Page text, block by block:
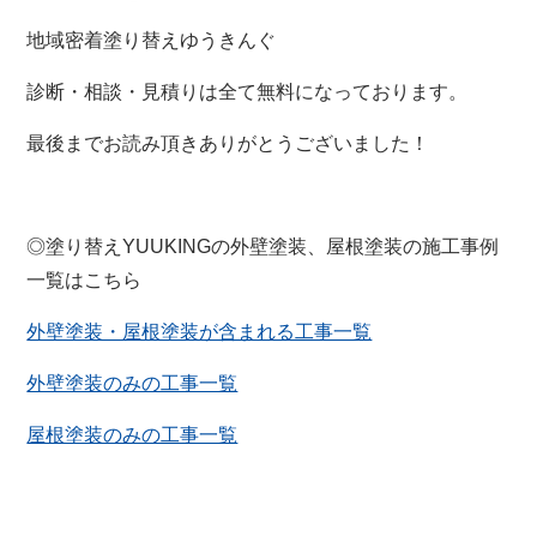
地域密着塗り替えゆうきんぐ
診断・相談・見積りは全て無料になっております。
最後までお読み頂きありがとうございました！
◎塗り替えYUUKINGの外壁塗装、屋根塗装の施工事例
一覧はこちら
外壁塗装・屋根塗装が含まれる工事一覧
外壁塗装のみの工事一覧
屋根塗装のみの工事一覧